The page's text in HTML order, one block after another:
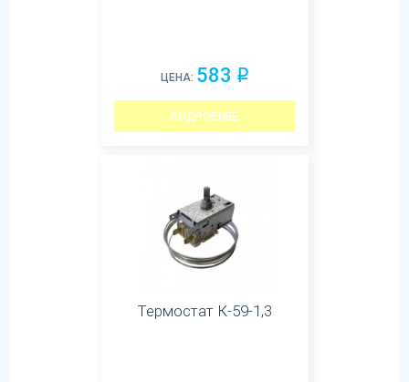
ЦЕНА: 583 q
ПОДРОБНЕЕ
Термостат К-59-1,3